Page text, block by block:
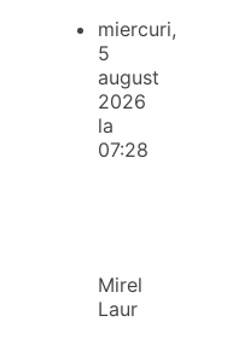
miercuri,
5
august
2026
la
07:28
Mirel
Laur